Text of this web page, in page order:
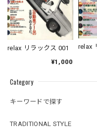
Category
キーワードで探す
TRADITIONAL STYLE
relax リラックス 001
¥1,000